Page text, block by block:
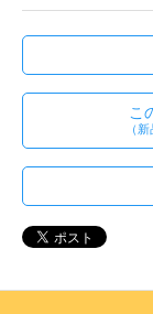
こ
（